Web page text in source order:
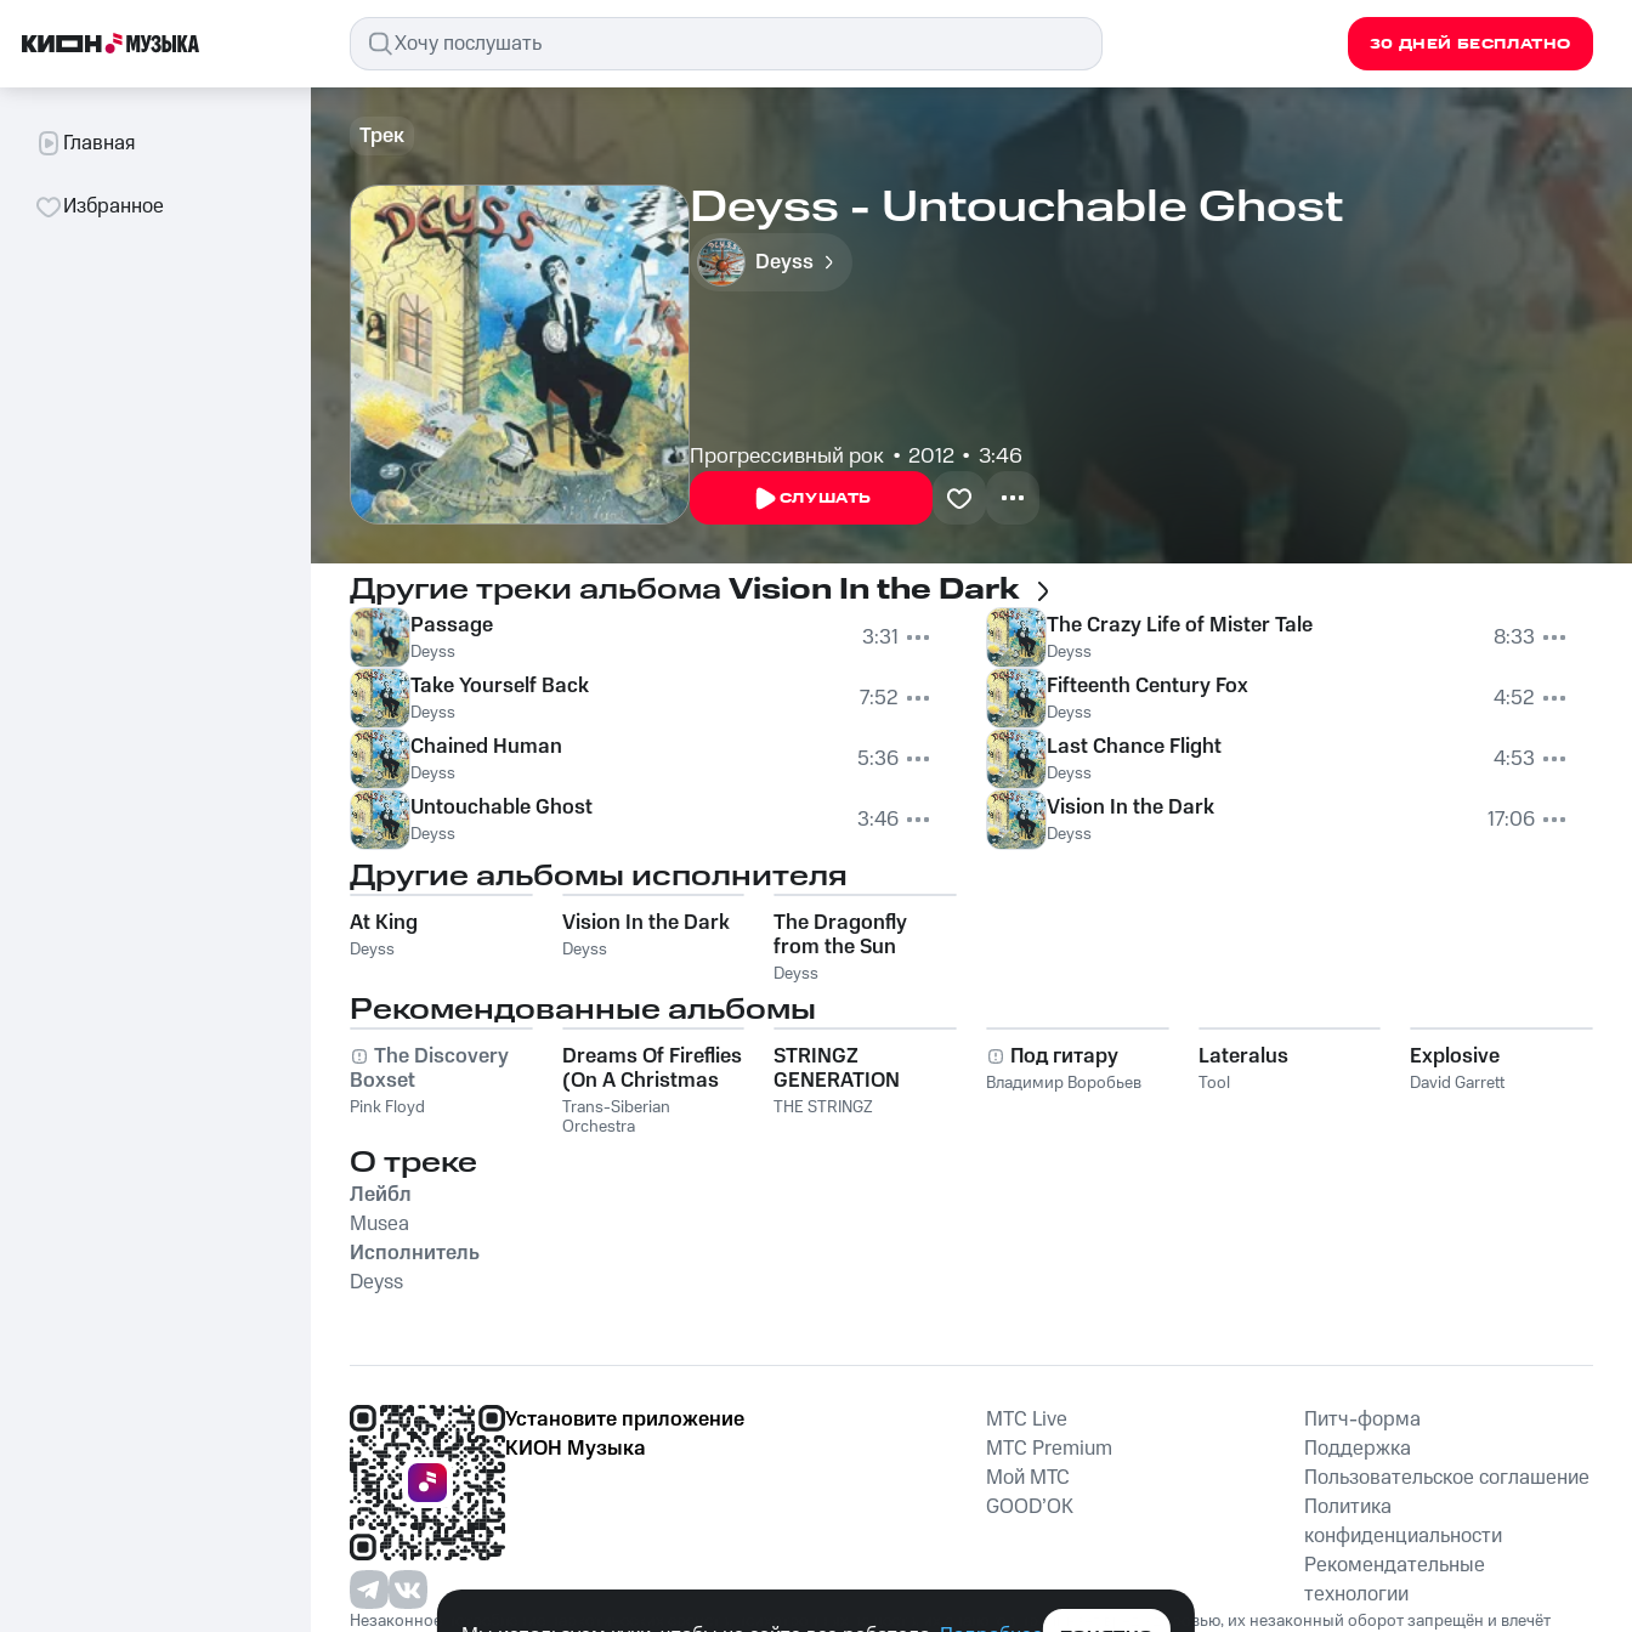
30 ДНЕЙ БЕСПЛАТНО
Главная
Избранное
Трек
Deyss - Untouchable Ghost
Deyss
Прогрессивный рок 2012 3:46
СЛУШАТЬ
Другие треки альбома Vision In the Dark
Passage
Deyss
3:31
Take Yourself Back
Deyss
7:52
Chained Human
Deyss
5:36
Untouchable Ghost
Deyss 3:46
The Crazy Life of Mister Tale
Deyss
8:33
Fifteenth Century Fox
Deyss
4:52
Last Chance Flight
Deyss
4:53
Vision In the Dark
Deyss 17:06
Другие альбомы исполнителя
At King
Deyss
Vision In the Dark
Deyss
The Dragonfly
from the Sun
Deyss
Рекомендованные альбомы
The Discovery
Boxset
Pink Floyd
Dreams Of Fireflies
(On A Christmas
Night)
Trans-Siberian
Orchestra
STRINGZ
GENERATION
THE STRINGZ
Под гитару
Владимир Воробьев
Lateralus
Tool
Explosive
David Garrett
О треке
Лейбл
Musea
Исполнитель
Deyss
Установите приложение
КИОН Музыка
MTС Live
MTС Premium
Мой МТС
GOOD’OK
Питч-форма
Поддержка
Пользовательское соглашение
Политика
конфиденциальности
Рекомендательные
технологии
Незаконное потребление наркотических средств, психотропных веществ, их аналогов причиняет вред здоровью, их незаконный оборот запрещён и влечёт